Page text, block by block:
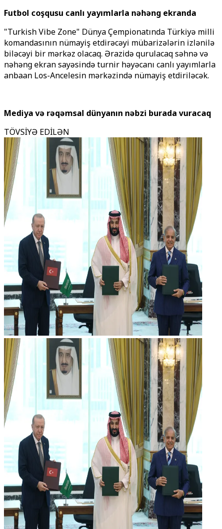
Futbol coşqusu canlı yayımlarla nəhəng ekranda
"Turkish Vibe Zone" Dünya Çempionatında Türkiyə milli
komandasının nümayiş etdirəcəyi mübarizələrin izlənilə
biləcəyi bir mərkəz olacaq. Ərazidə qurulacaq səhnə və
nəhəng ekran sayəsində turnir həyəcanı canlı yayımlarla
anbaan Los-Ancelesin mərkəzində nümayiş etdiriləcək.
Mediya və rəqəmsal dünyanın nəbzi burada vuracaq
TÖVSİYƏ EDİLƏN